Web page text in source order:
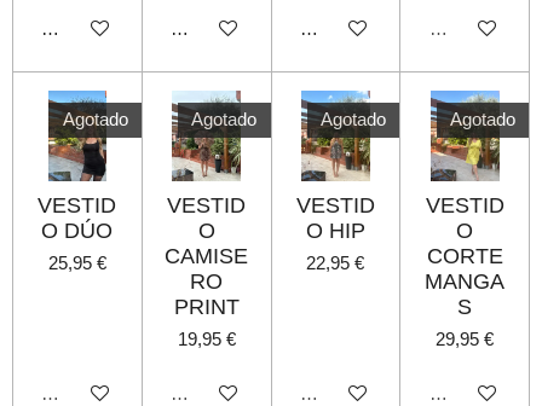
Añadir al carrito Añadir al carrito Añadir al carrito Agotado
Agotado
VESTID
O DÚO
25,95 €
Agotado
Agotado
VESTID
O
CAMISE
RO
PRINT
19,95 €
Agotado
Agotado
VESTID
O HIP
22,95 €
Agotado
Agotado
VESTID
O
CORTE
MANGA
S
29,95 €
Agotado